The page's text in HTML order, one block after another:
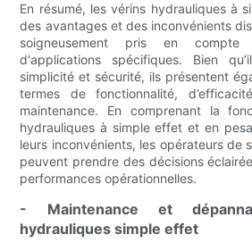
En résumé, les vérins hydrauliques à
des avantages et des inconvénients
soigneusement pris en
d'applications spécifiques. Bien
simplicité et sécurité, ils présentent
termes de fonctionnalité,
maintenance. En comprenant la
hydrauliques à simple effet et en
leurs inconvénients, les opérateurs de
peuvent prendre des décisions
performances opérationnelles.
- Maintenance et
hydrauliques simple effet